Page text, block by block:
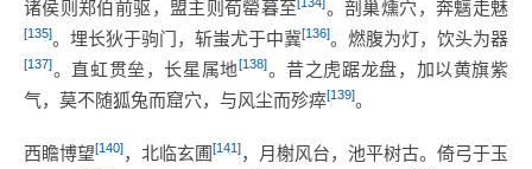
诸侯则郑伯前驱，盟主则荀罃暮至[134]。剖巢燻穴，奔魑走魅
[135]。埋长狄于驹门，斩蚩尤于中冀[136]。燃腹为灯，饮头为器
[137]。直虹贯垒，长星属地[138]。昔之虎踞龙盘，加以黄旗紫
气，莫不随狐兔而窟穴，与风尘而殄瘁[139]。
西瞻博望[140]，北临玄圃[141]，月榭风台，池平树古。倚弓于玉